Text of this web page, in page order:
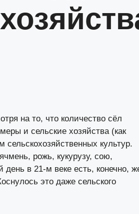
на то, что количество сёл
и сельские хозяйства (как
культур.
рожь, кукурузу, сою,
в 21-м веке есть, конечно,
это даже сельского